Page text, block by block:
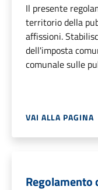
Il presente
territorio della
affissioni.
dell'imposta
comunale sulle
VAI ALLA PAGINA
Regolamento